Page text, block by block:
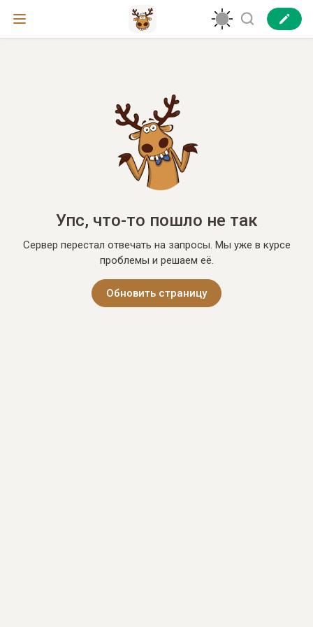
Упс, что-то пошло не так
Сервер перестал отвечать на запросы. Мы уже в курсе
проблемы и решаем её.
Обновить страницу